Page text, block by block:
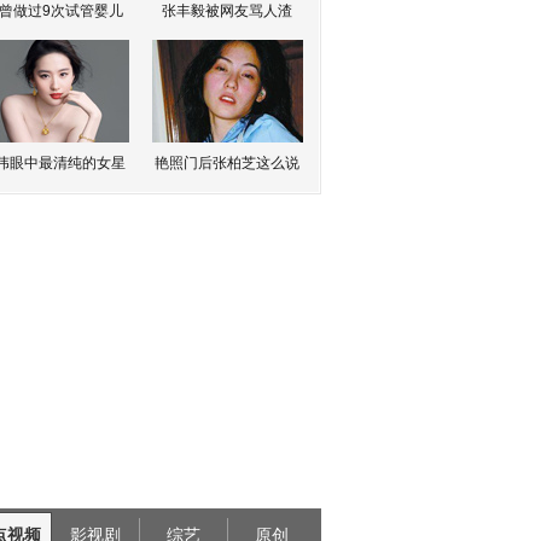
做过9次试管婴儿 张丰毅被网友骂人渣
眼中最清纯的女星 艳照门后张柏芝这么说
视频 影视剧 综艺 原创